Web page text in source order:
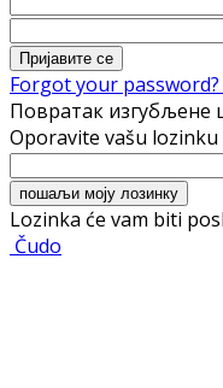
Forgot your
Повратак изгубљене
Oporavite vašu lozinku
Lozinka će vam biti
Čudo